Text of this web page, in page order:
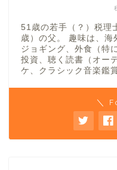
51歳の若手（？）税理
歳）の父。 趣味は、海
ジョギング、外食（特
投資、聴く読書（オー
ケ、クラシック音楽鑑
＼